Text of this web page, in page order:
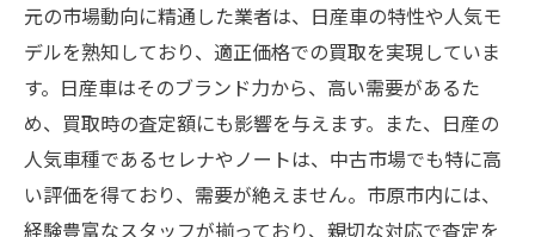
元の市場動向に精通した業者は、日産車の特性や人気モ
デルを熟知しており、適正価格での買取を実現していま
す。日産車はそのブランド力から、高い需要があるた
め、買取時の査定額にも影響を与えます。また、日産の
人気車種であるセレナやノートは、中古市場でも特に高
い評価を得ており、需要が絶えません。市原市内には、
経験豊富なスタッフが揃っており、親切な対応で査定を